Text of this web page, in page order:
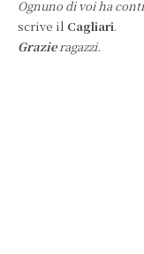
Ognuno di voi ha
scrive il Cagliari.
Grazieragazzi.